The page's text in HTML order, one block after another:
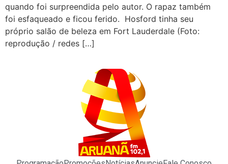
quando foi surpreendida pelo autor. O rapaz também
foi esfaqueado e ficou ferido. Hosford tinha seu
próprio salão de beleza em Fort Lauderdale (Foto:
reprodução / redes […]